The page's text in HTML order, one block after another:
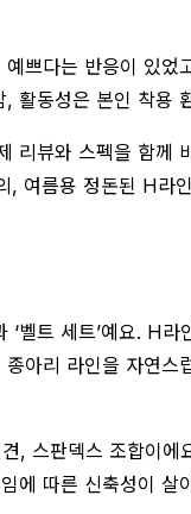
쁘다는 반응이 있
활동성은 본인 착용
뷰와 스펙을 함께
, 여름용 정돈된 H라
‘벨트 세트’예요. H
아리 라인을 자연
, 스판덱스 조합이
에 따른 신축성이